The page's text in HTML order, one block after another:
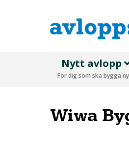
Nytt avlopp
För dig som ska bygga
Wiwa